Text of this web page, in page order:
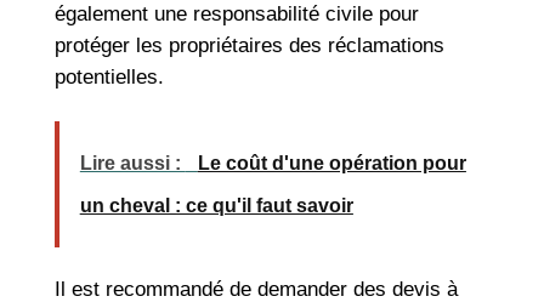
également une responsabilité civile pour
protéger les propriétaires des réclamations
potentielles.
Lire aussi : Le coût d'une opération pour
un cheval : ce qu'il faut savoir
Il est recommandé de demander des devis à